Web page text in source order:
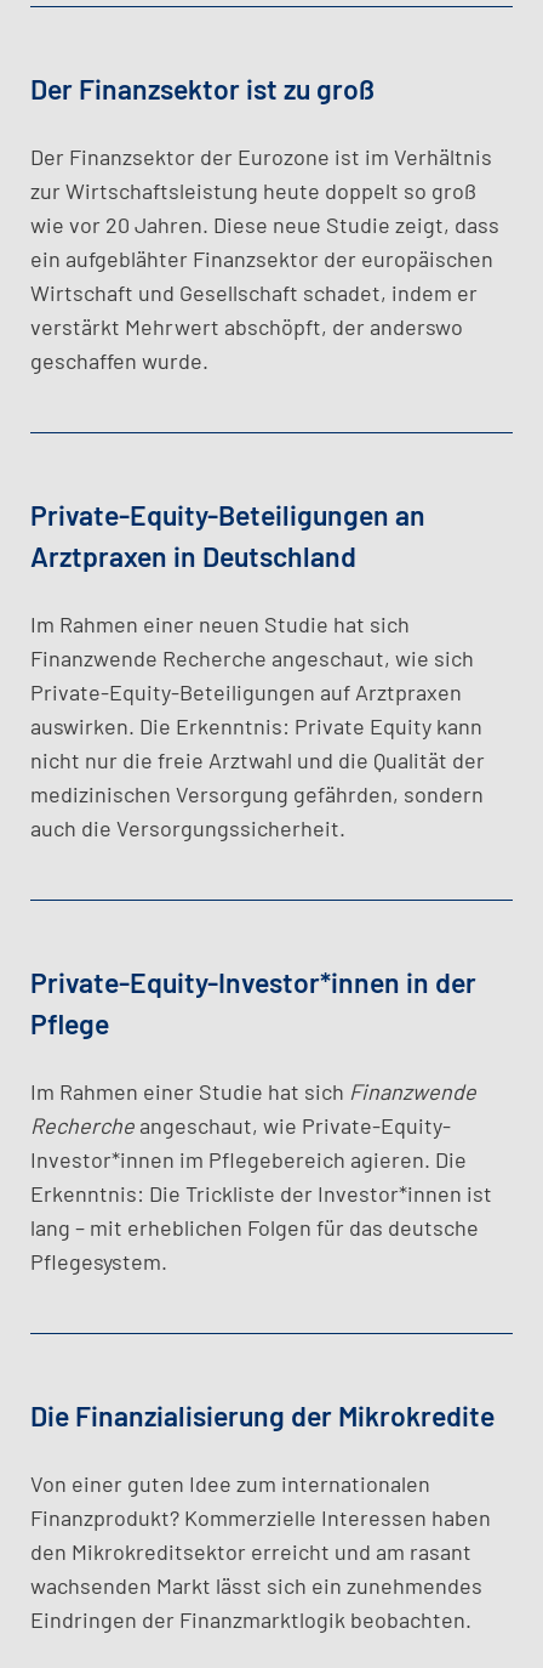
Der Finanzsektor ist zu groß
​Der Finanzsektor der Eurozone ist im Verhältnis
zur Wirtschaftsleistung heute doppelt so groß
wie vor 20 Jahren. Diese neue Studie zeigt, dass
ein aufgeblähter Finanzsektor der europäischen
Wirtschaft und Gesellschaft schadet, indem er
verstärkt Mehrwert abschöpft, der anderswo
geschaffen wurde.
Private-Equity-Beteiligungen an
Arztpraxen in Deutschland
Im Rahmen einer neuen Studie hat sich
Finanzwende Recherche angeschaut, wie sich
Private-Equity-Beteiligungen auf Arztpraxen
auswirken. Die Erkenntnis: Private Equity kann
nicht nur die freie Arztwahl und die Qualität der
medizinischen Versorgung gefährden, sondern
auch die Versorgungssicherheit.
Private-Equity-Investor*innen in der
Pflege
Im Rahmen einer Studie hat sich Finanzwende
Recherche angeschaut, wie Private-Equity-
Investor*innen im Pflegebereich agieren. Die
Erkenntnis: Die Trickliste der Investor*innen ist
lang – mit erheblichen Folgen für das deutsche
Pflegesystem.
Die Finanzialisierung der Mikrokredite
Von einer guten Idee zum internationalen
Finanzprodukt? Kommerzielle Interessen haben
den Mikrokreditsektor erreicht und am rasant
wachsenden Markt lässt sich ein zunehmendes
Eindringen der Finanzmarktlogik beobachten.